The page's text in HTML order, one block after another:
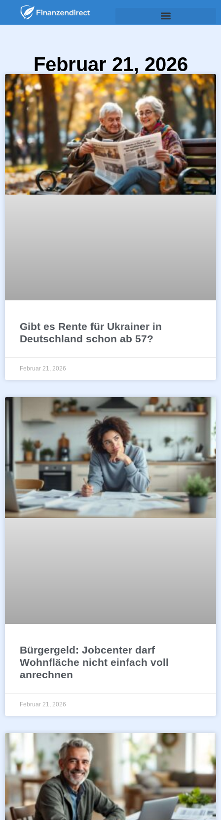
Februar 21, 2026
Gibt es Rente für Ukrainer in
Deutschland schon ab 57?
Februar 21, 2026
Bürgergeld: Jobcenter darf
Wohnfläche nicht einfach voll
anrechnen
Februar 21, 2026